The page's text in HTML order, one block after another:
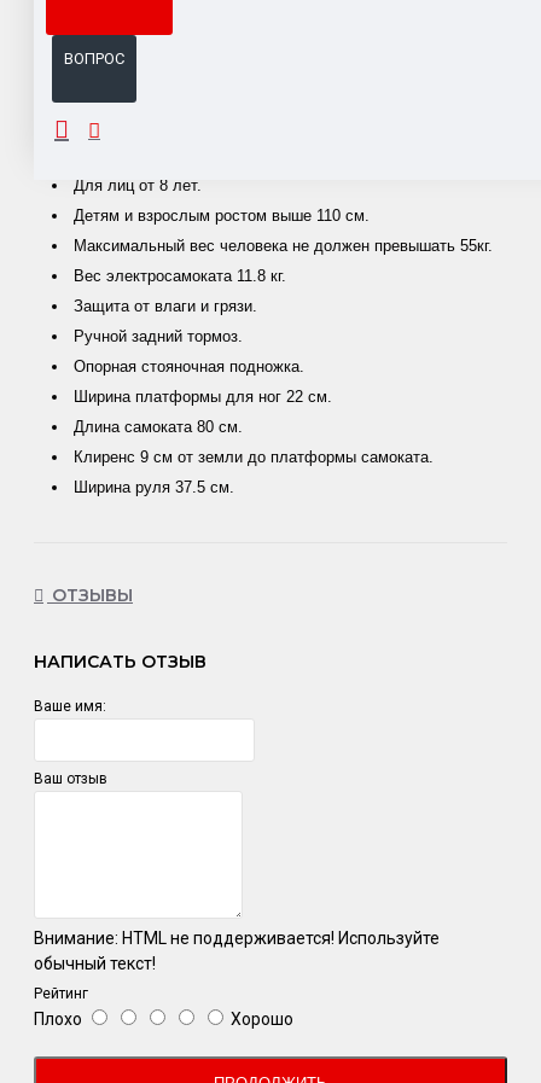
ВОПРОС
ОПИСАНИЕ
Для лиц от 8 лет.
Детям и взрослым ростом выше 110 см.
Максимальный вес человека не должен превышать 55кг.
Вес электросамоката 11.8 кг.
Защита от влаги и грязи.
Ручной задний тормоз.
Опорная стояночная подножка.
Ширина платформы для ног 22 см.
Длина самоката 80 см.
Клиренс 9 см от земли до платформы самоката.
Ширина руля 37.5 см.
ОТЗЫВЫ
НАПИСАТЬ ОТЗЫВ
Ваше имя:
Ваш отзыв
Внимание: HTML не поддерживается! Используйте
обычный текст!
Рейтинг
Плохо Хорошо